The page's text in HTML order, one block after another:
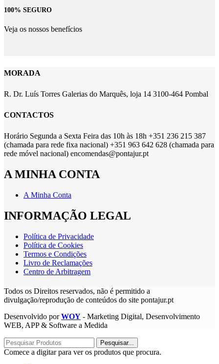
100% SEGURO
Veja os nossos benefícios
MORADA
R. Dr. Luís Torres Galerias do Marquês, loja 14 3100-464 Pombal
CONTACTOS
Horário Segunda a Sexta Feira das 10h às 18h +351 236 215 387
(chamada para rede fixa nacional) +351 963 642 628 (chamada para
rede móvel nacional) encomendas@pontajur.pt
A MINHA CONTA
A Minha Conta
INFORMAÇÃO LEGAL
Política de Privacidade
Política de Cookies
Termos e Condições
Livro de Reclamações
Centro de Arbitragem
Todos os Direitos reservados, não é permitido a
divulgação/reprodução de conteúdos do site pontajur.pt
Desenvolvido porWOY - Marketing Digital, Desenvolvimento
WEB, APP & Software a Medida
Pesquisar...
Comece a digitar para ver os produtos que procura.